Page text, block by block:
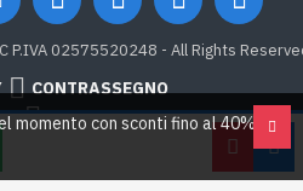
P.IVA 02575520248 - All Rights
CONTRASSEGNO
PAYPALcon sconti fino al 40% su